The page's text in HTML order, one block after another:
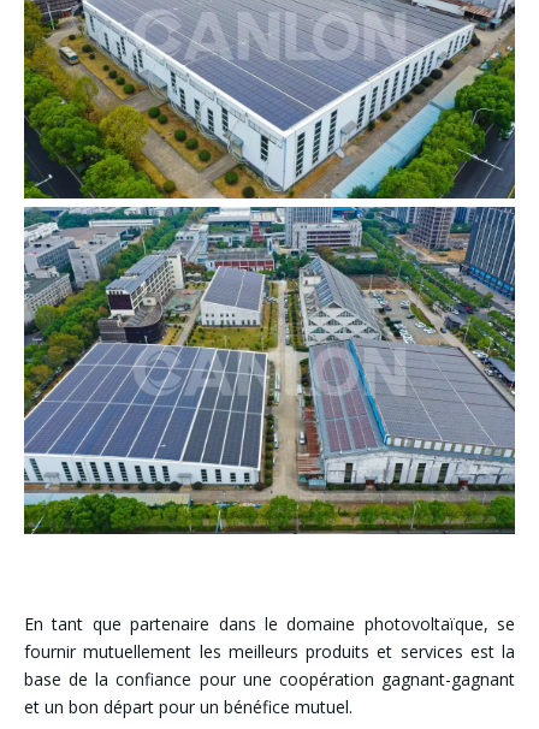
En tant que partenaire dans le domaine photovoltaïque, se
fournir mutuellement les meilleurs produits et services est la
base de la confiance pour une coopération gagnant-gagnant
et un bon départ pour un bénéfice mutuel.